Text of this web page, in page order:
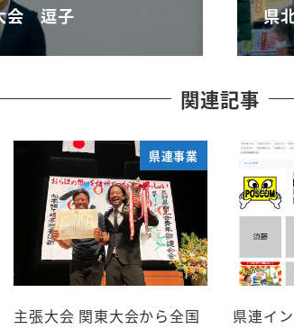
会 逗子 県
関連記事
県連事業
主張大会 関東大会から全国
県連イ